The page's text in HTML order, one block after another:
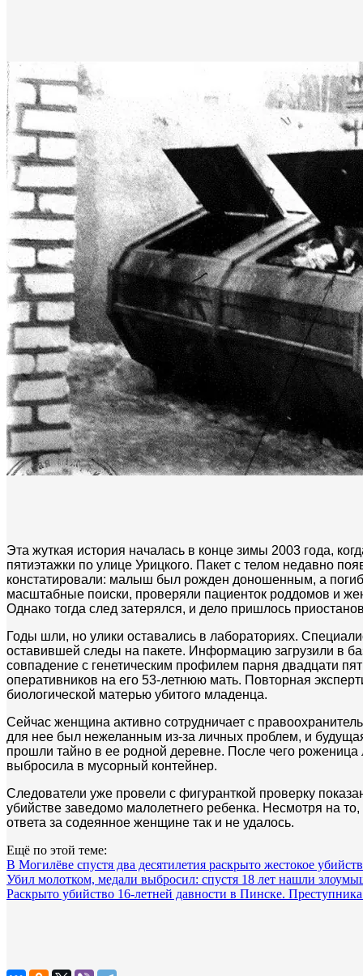
Эта жуткая история началась в конце зимы 2003 года,
пятиэтажки по улице Урицкого. Пакет с телом недавно
констатировали: малыш был рожден доношенным, а погиб
масштабные поиски, проверяли пациенток роддомов и
Однако тогда след затерялся, и дело пришлось
Годы шли, но улики оставались в лабораториях.
оставившей следы на пакете. Информацию загрузили в
совпадение с генетическим профилем парня двадцати
оперативников на его 53-летнюю мать. Повторная
биологической матерью убитого младенца.
Сейчас женщина активно сотрудничает с
для нее был нежеланным из-за личных проблем, и
прошли тайно в ее родной деревне. После чего
выбросила в мусорный контейнер.
Следователи уже провели с фигуранткой проверку
убийстве заведомо малолетнего ребенка. Несмотря на
ответа за содеянное женщине так и не удалось.
Ещё по этой теме:
В Могилёве спустя два десятилетия раскрыто жестокое
Убил молотком, медали выбросил: спустя 18 лет нашли
Раскрыто убийство 16-летней давности в Пинске.